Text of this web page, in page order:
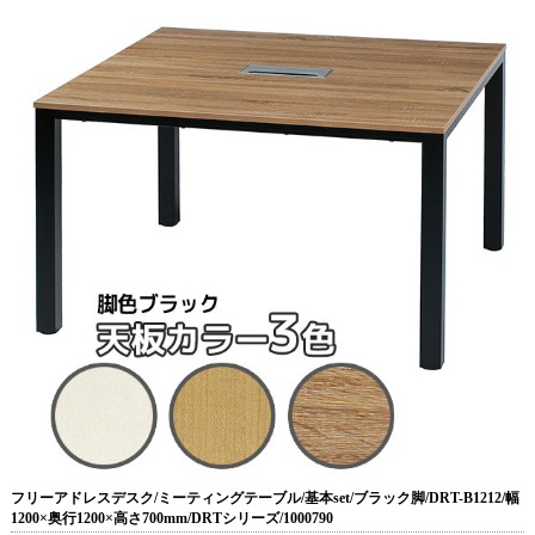
フリーアドレスデスク/ミーティングテーブル/基本set/ブラック脚/DRT-B1212/幅
1200×奥行1200×高さ700mm/DRTシリーズ/1000790